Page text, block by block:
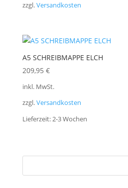
zzgl.Versandkosten
A5 SCHREIBMAPPE ELCH
209,95 €
inkl. MwSt.
zzgl.Versandkosten
Lieferzeit:2-3 Wochen